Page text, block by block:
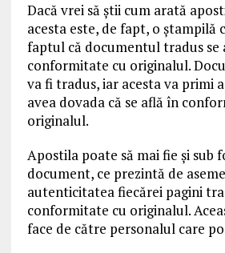
Dacă vrei să știi cum arată
acesta este, de fapt, o ștampilă
faptul că documentul tradus se
conformitate cu originalul.
va fi tradus, iar acesta va primi
avea dovada că se află în
originalul.
Apostila poate să mai fie și sub
document, ce prezintă de
autenticitatea fiecărei pagini
conformitate cu originalul.
face de către personalul care